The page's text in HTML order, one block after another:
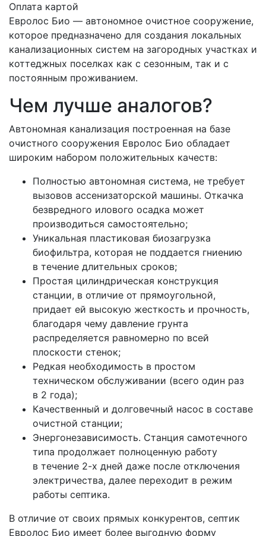
Оплата картой
Евролос Био — автономное очистное сооружение,
которое предназначено для создания локальных
канализационных систем на загородных участках и
коттеджных поселках как с сезонным, так и с
постоянным проживанием.
Чем лучше аналогов?
Автономная канализация построенная на базе
очистного сооружения Евролос Био обладает
широким набором положительных качеств:
Полностью автономная система, не требует
вызовов ассенизаторской машины. Откачка
безвредного илового осадка может
производиться самостоятельно;
Уникальная пластиковая биозагрузка
биофильтра, которая не поддается гниению
в течение длительных сроков;
Простая цилиндрическая конструкция
станции, в отличие от прямоугольной,
придает ей высокую жесткость и прочность,
благодаря чему давление грунта
распределяется равномерно по всей
плоскости стенок;
Редкая необходимость в простом
техническом обслуживании (всего один раз
в 2 года);
Качественный и долговечный насос в составе
очистной станции;
Энергонезависимость. Станция самотечного
типа продолжает полноценную работу
в течение 2-х дней даже после отключения
электричества, далее переходит в режим
работы септика.
В отличие от своих прямых конкурентов, септик
Евролос Био имеет более выгодную форму